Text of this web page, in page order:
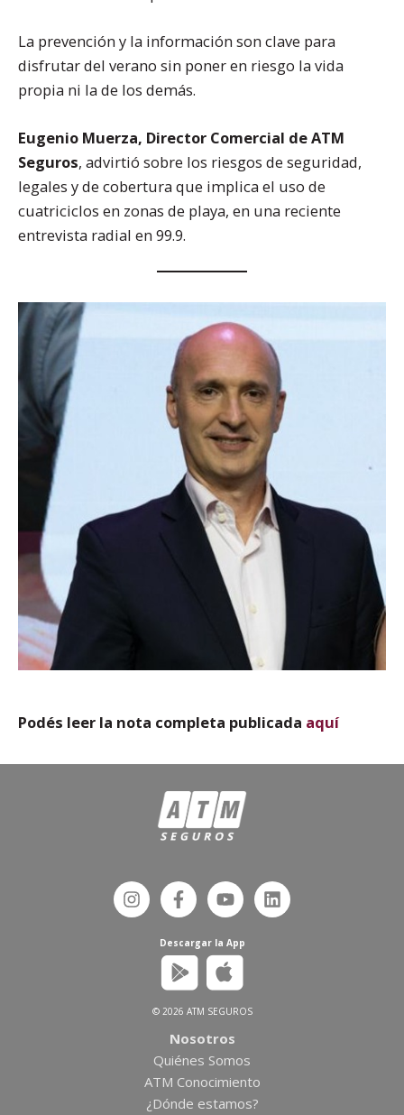
La prevención y la información son clave para
disfrutar del verano sin poner en riesgo la vida
propia ni la de los demás.
Eugenio Muerza, Director Comercial de ATM
Seguros, advirtió sobre los riesgos de seguridad,
legales y de cobertura que implica el uso de
cuatriciclos en zonas de playa, en una reciente
entrevista radial en 99.9.
Podés leer la nota completa publicada aquí
Descargar la App
© 2026 ATM SEGUROS
Nosotros
Quiénes Somos
ATM Conocimiento
¿Dónde estamos?